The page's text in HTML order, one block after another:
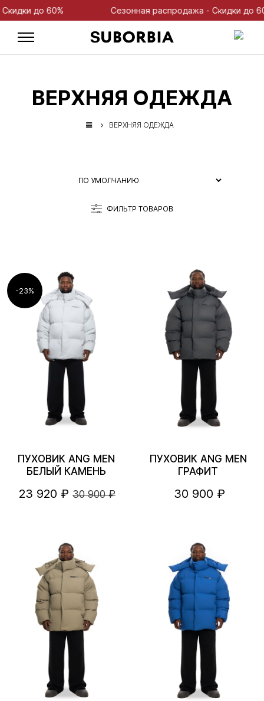
60% Сезонная распродажа - Скидки до 60%
ВЕРХНЯЯ ОДЕЖДА
ВЕРХНЯЯ ОДЕЖДА
ФИЛЬТР ТОВАРОВ
-23%
ПУХОВИК ANG MEN
БЕЛЫЙ КАМЕНЬ
23 920 ₽ 30 900 ₽
ПУХОВИК ANG MEN
ГРАФИТ
30 900 ₽